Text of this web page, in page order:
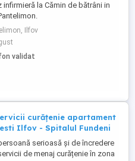
infirmieră la Cămin de bătrâni in
Ilfov
validat
curățenie apartament
Ilfov - Spitalul Fundeni
serioasă și de încredere
de menaj curățenie în zona